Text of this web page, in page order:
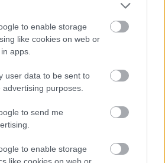
to enable storage
like cookies on web or
apps.
user data to be sent to
purposes.
to send me
to enable storage
like cookies on web or